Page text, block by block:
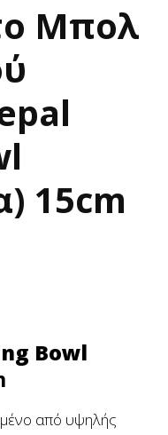
Μπολ
15cm
Bowl
από υψηλής